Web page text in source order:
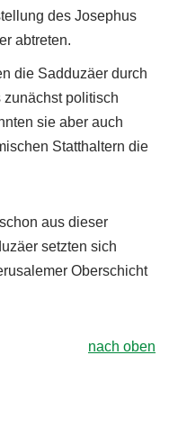
des Josephus
abtreten.
die Sadduzäer durch
politisch
sie aber auch
Statthaltern die
aus dieser
setzten sich
Oberschicht
nach oben